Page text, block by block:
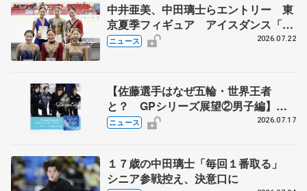
中井亜美、中田璃士らエントリー 東
京夏季フィギュア アイスダンス「か
ほゆう」や矢島榛乃、北村凌大組も
ニュース 2026.07.22
【佐藤選手はなぜ五輪・世界王者
と？ GPシリーズ展望②男子編】
ポッドキャスト#73を配信
ニュース 2026.07.17
１７歳の中田璃士「毎回１番取る」
シニア参戦控え、決意口に